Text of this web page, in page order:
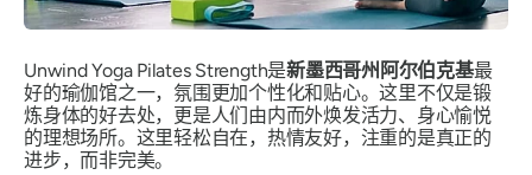
Unwind Yoga Pilates Strength是新墨西哥州阿尔伯克基最
好的瑜伽馆之一，氛围更加个性化和贴心。这里不仅是锻
炼身体的好去处，更是人们由内而外焕发活力、身心愉悦
的理想场所。这里轻松自在，热情友好，注重的是真正的
进步，而非完美。